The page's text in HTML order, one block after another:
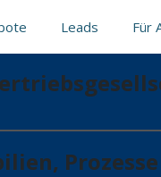
Leads Für